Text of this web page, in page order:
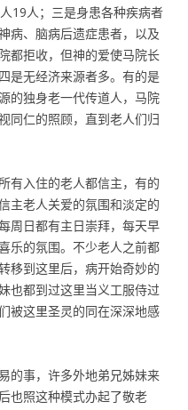
19人；三是身患各种疾病者
病、脑病后遗症患者，以及
都拒收，但神的爱使马院长
是无经济来源者多。有的是
的独身老一代传道人，马院
同仁的照顾，直到老人们归
有入住的老人都信主，有的
主老人关爱的氛围和淡定的
周日都有主日崇拜，每天早
乐的氛围。不少老人之前都
移到这里后，病开始奇妙的
也都到过这里当义工服侍过
被这里圣灵的同在深深地感
的事，许多外地弟兄姊妹来
也照这种模式办起了敬老